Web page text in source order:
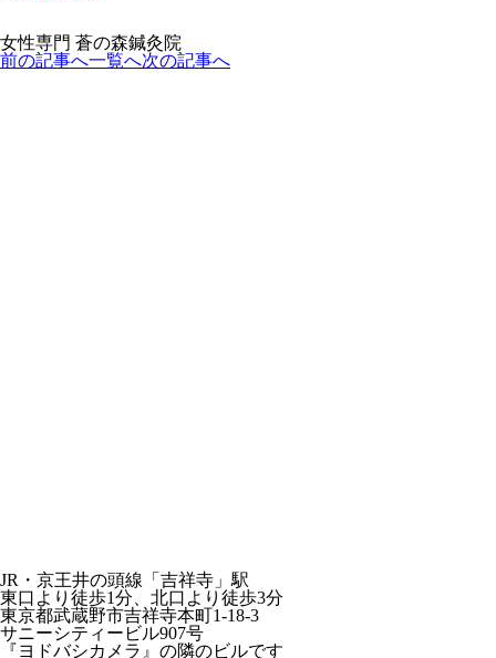
女性専門 蒼の森鍼灸院
前の記事へ一覧へ次の記事へ
JR・京王井の頭線「吉祥寺」駅
東口より徒歩1分、北口より徒歩3分
東京都武蔵野市吉祥寺本町1-18-3
サニーシティービル907号
『ヨドバシカメラ』の隣のビルです